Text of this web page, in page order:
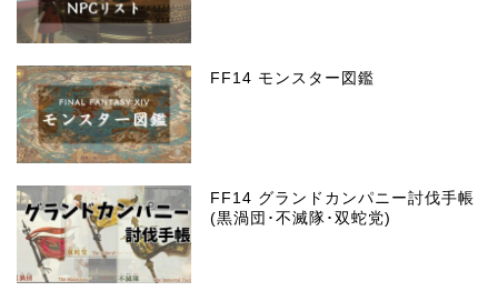
FF14 モンスター図鑑
FF14 グランドカンパニー討伐手帳
(黒渦団･不滅隊･双蛇党)